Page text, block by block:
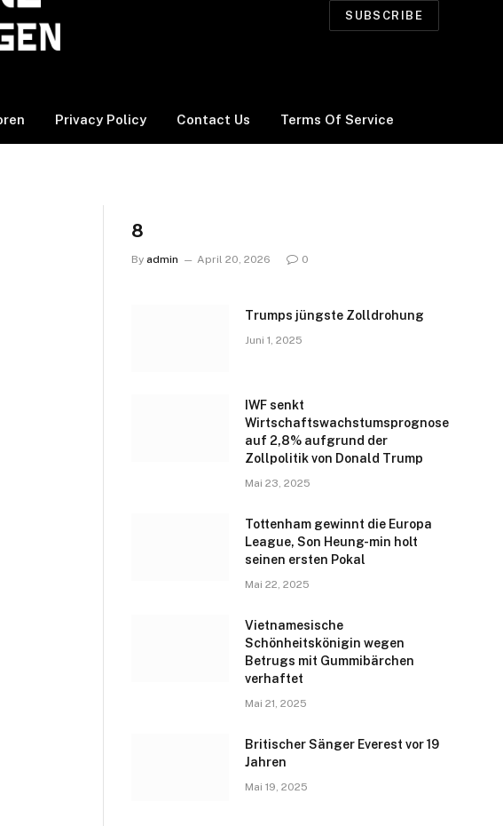
SUBSCRIBE
Privacy Policy Contact Us Terms Of Service
8
By admin April 20, 2026 0
Trumps jüngste Zolldrohung
Juni 1, 2025
IWF senkt
Wirtschaftswachstumsprognose
auf 2,8% aufgrund der
Zollpolitik von Donald Trump
Mai 23, 2025
Tottenham gewinnt die Europa
League, Son Heung-min holt
seinen ersten Pokal
Mai 22, 2025
Vietnamesische
Schönheitskönigin wegen
Betrugs mit Gummibärchen
verhaftet
Mai 21, 2025
Britischer Sänger Everest vor 19
Jahren
Mai 19, 2025